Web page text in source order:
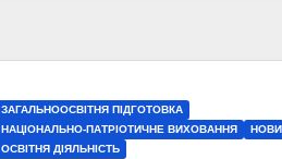
ЗАГАЛЬНООСВІТНЯ ПІДГОТОВКА
НАЦІОНАЛЬНО-ПАТРІОТИЧНЕ ВИХОВАННЯ
ОСВІТНЯ ДІЯЛЬНІСТЬ